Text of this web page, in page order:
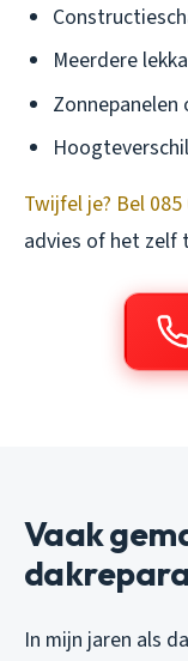
Meerdere
Zonnepanelen
Twijfel je? Bel 085
advies of het zelf
Vaak
In mijn jaren als